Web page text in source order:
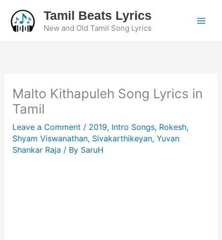
content
Tamil Beats Lyrics
New and Old Tamil Song Lyrics
Malto Kithapuleh Song Lyrics in
Tamil
Leave a Comment / 2019, Intro Songs, Rokesh,
Shyam Viswanathan, Sivakarthikeyan, Yuvan
Shankar Raja / By SaruH